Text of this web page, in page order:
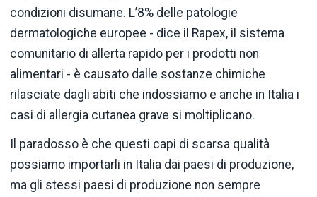
condizioni disumane. L’8% delle patologie
dermatologiche europee - dice il Rapex, il sistema
comunitario di allerta rapido per i prodotti non
alimentari - è causato dalle sostanze chimiche
rilasciate dagli abiti che indossiamo e anche in Italia i
casi di allergia cutanea grave si moltiplicano.
Il paradosso è che questi capi di scarsa qualità
possiamo importarli in Italia dai paesi di produzione,
ma gli stessi paesi di produzione non sempre